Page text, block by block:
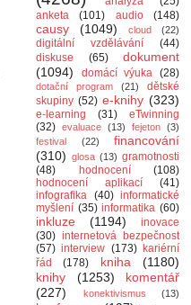
anketa
(101) audio (148)
causy (1049) cloud (22)
digitální vzdělávání
(44)
diskuse
(65)
dokument
(1094)
domácí výuka (28)
dotační program (21)
dětské
skupiny (52) e-knihy (323)
e-learning (31)
eTwinning
(32) evaluace (13) fejeton (3)
festival
(22)
financování
(310) glosa (13) gramotnosti
(48)
hodnocení
(108)
hodnocení aplikací
(41)
infografika (40) informatické
myšlení (35) informatika (60)
inkluze (1194)
inovace
(30) internetová bezpečnost
(57) interview (173) kariérní
řád
(178) kniha
(1180)
knihy
(1253)
komentář
(227)
konektivismus (13)